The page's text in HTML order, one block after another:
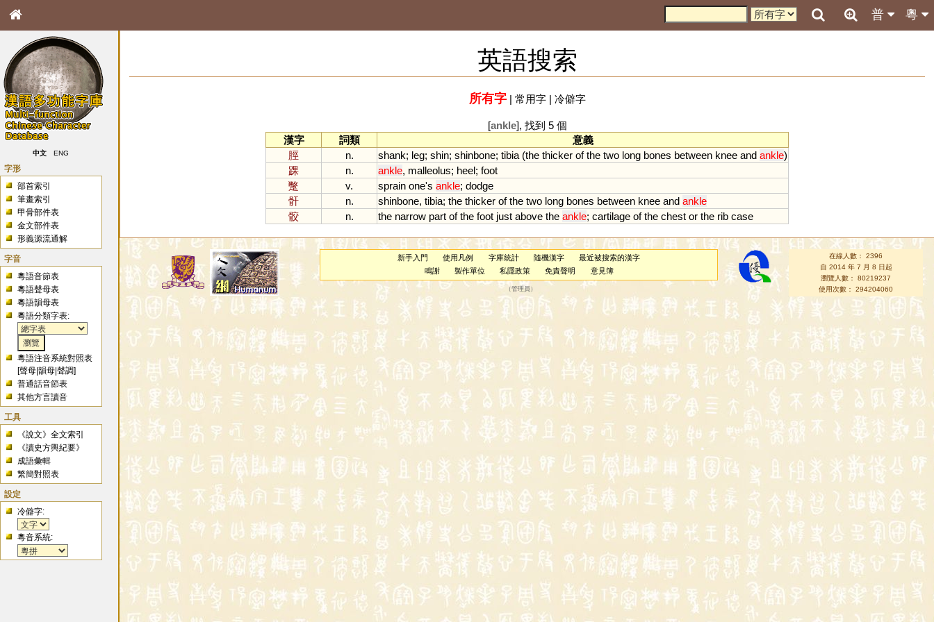
粵
普
中文 ENG
字形
部首索引
筆畫索引
甲骨部件表
金文部件表
形義源流通解
字音
粵語音節表
粵語聲母表
粵語韻母表
粵語分類字表:
粵語注音系統對照表
[聲母 |韻母 |聲調]
普通話音節表
其他方言讀音
工具
《說文》全文索引
《讀史方輿紀要》
成語彙輯
繁簡對照表
設定
冷僻字:
粵音系統:
英語搜索
所有字| 常用字| 冷僻字
[ankle], 找到 5 個
漢字
詞類
意義
脛
n. shank; leg; shin; shinbone; tibia (the thicker of the two long bones between knee and ankle)
踝
n. ankle, malleolus; heel; foot
蹩
v. sprain one's ankle; dodge
骭
n. shinbone, tibia; the thicker of the two long bones between knee and ankle
骹
n. the narrow part of the foot just above the ankle; cartilage of the chest or the rib case
新手入門 使用凡例 字庫統計 隨機漢字
最近被搜索的漢字
鳴謝
製作單位 私隱政策 免責聲明 意見簿
（管理員 ）
在線人數： 2396
自 2014 年 7 月 8 日起
瀏覽人數： 80219237
使用次數： 294204060